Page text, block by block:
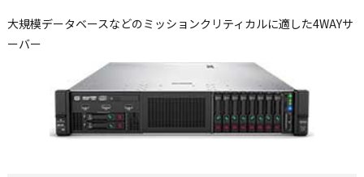
大規模データベースなどのミッションクリティカルに適した4WAYサ
ーバー